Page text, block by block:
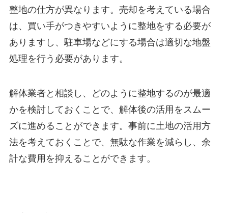
整地の仕方が異なります。売却を考えている場合
は、買い手がつきやすいように整地をする必要が
ありますし、駐車場などにする場合は適切な地盤
処理を行う必要があります。
解体業者と相談し、どのように整地するのが最適
かを検討しておくことで、解体後の活用をスムー
ズに進めることができます。事前に土地の活用方
法を考えておくことで、無駄な作業を減らし、余
計な費用を抑えることができます。